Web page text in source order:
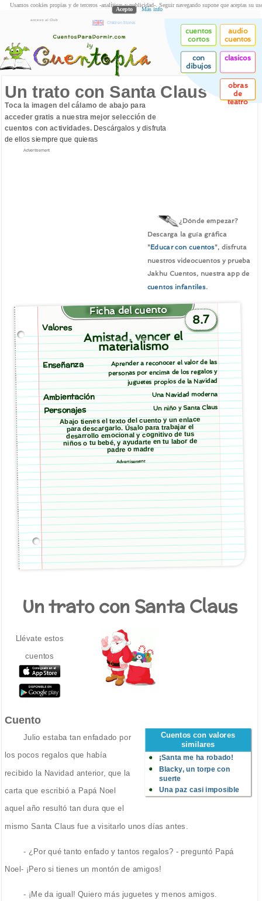
acceso al Club
Children Stories
cuentos
cortos
audio
cuentos
con
dibujos
clasicos
obras
de
teatro
Un trato con Santa Claus
Toca la imagen del cálamo de abajo para
acceder gratis a nuestra mejor selección de
cuentos con actividades.Descárgalos y disfruta
de ellos siempre que quieras
Advertisement
¿Dónde empezar?
Descarga la guía gráfica
"Educar con cuentos", disfruta
nuestros videocuentos y prueba
Jakhu Cuentos, nuestra app de
cuentos infantiles.
Ficha del cuento
8.7
Valores
Amistad, vencer el
materialismo
Enseñanza Aprender a reconocer el valor de las
personas por encima de los regalos y
juguetes propios de la Navidad
Ambientación Una Navidad moderna
Personajes Un niño y Santa Claus
Abajo tienes el texto del cuento y un enlace
para descargarlo. Úsalo para trabajar el
desarrollo emocional y cognitivo de tus
niños o tu bebé, y ayudarte en tu labor de
padre o madre
Advertisement
Un trato con Santa Claus
Llévate estos
cuentos
Cuento
Cuentos con valores
similares
¡Santa me ha robado!
Blacky, un torpe con
suerte
Una paz casi imposible
Julio estaba tan enfadado por
los pocos regalos que había
recibido la Navidad anterior, que la
carta que escribió a Papá Noel
aquel año resultó tan dura que el
mismo Santa Claus fue a visitarlo unos días antes.
- ¿Por qué tanto enfado y tantos regalos? - preguntó Papá
Noel- ¡Pero si tienes un montón de amigos!
- ¡Me da igual! Quiero más juguetes y menos amigos.
Usamos cookies propias y de terceros -analíticas y publicidad-. Seguir navegando supone que aceptas su
Acepto Más info